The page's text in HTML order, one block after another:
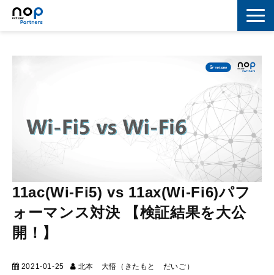
IoT
コラボレーション
スキルアップ
IT用語解説
11ac(Wi-Fi5) vs 11ax(Wi-Fi6)パフ
ォーマンス対決 【検証結果を大公
開！】
2021-01-25 北本 大悟（きたもと だいご）